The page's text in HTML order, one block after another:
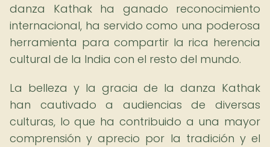
danza Kathak ha ganado reconocimiento
internacional, ha servido como una poderosa
herramienta para compartir la rica herencia
cultural de la India con el resto del mundo.
La belleza y la gracia de la danza Kathak
han cautivado a audiencias de diversas
culturas, lo que ha contribuido a una mayor
comprensión y aprecio por la tradición y el